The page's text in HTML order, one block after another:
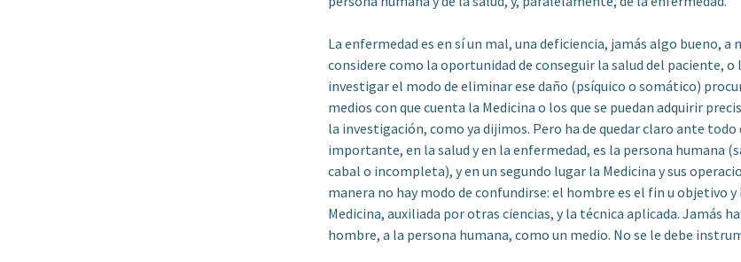
La enfermedad es en sí un mal, una deficiencia, jamás algo bueno, a
considere como la oportunidad de conseguir la salud del paciente, o
investigar el modo de eliminar ese daño (psíquico o somático)
medios con que cuenta la Medicina o los que se puedan adquirir
la investigación, como ya dijimos. Pero ha de quedar claro ante todo
importante, en la salud y en la enfermedad, es la persona humana
cabal o incompleta), y en un segundo lugar la Medicina y sus
manera no hay modo de confundirse: el hombre es el fin u objetivo y
Medicina, auxiliada por otras ciencias, y la técnica aplicada. Jamás
hombre, a la persona humana, como un medio. No se le debe